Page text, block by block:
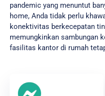
pandemic yang menuntut
home, Anda tidak perlu
konektivitas berkecepatan
memungkinkan sambungan
fasilitas kantor di rumah